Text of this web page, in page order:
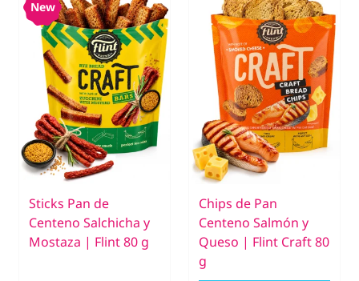
New
Sticks Pan de
Centeno Salchicha y
Mostaza | Flint 80 g
Chips de Pan
Centeno Salmón y
Queso | Flint Craft 80
g